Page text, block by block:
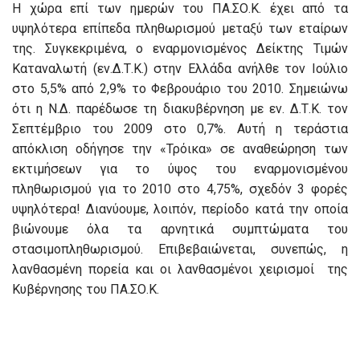
Η χώρα επί των ημερών του ΠΑ.ΣΟ.Κ. έχει από τα
υψηλότερα επίπεδα πληθωρισμού μεταξύ των εταίρων
της. Συγκεκριμένα, ο εναρμονισμένος Δείκτης Τιμών
Καταναλωτή (εν.Δ.Τ.Κ.) στην Ελλάδα ανήλθε τον Ιούλιο
στο 5,5% από 2,9% το Φεβρουάριο του 2010. Σημειώνω
ότι η Ν.Δ. παρέδωσε τη διακυβέρνηση με εν. Δ.Τ.Κ. τον
Σεπτέμβριο του 2009 στο 0,7%. Αυτή η τεράστια
απόκλιση οδήγησε την «Τρόικα» σε αναθεώρηση των
εκτιμήσεων για το ύψος του εναρμονισμένου
πληθωρισμού για το 2010 στο 4,75%, σχεδόν 3 φορές
υψηλότερα! Διανύουμε, λοιπόν, περίοδο κατά την οποία
βιώνουμε όλα τα αρνητικά συμπτώματα του
στασιμοπληθωρισμού. Επιβεβαιώνεται, συνεπώς, η
λανθασμένη πορεία και οι λανθασμένοι χειρισμοί της
Κυβέρνησης του ΠΑ.ΣΟ.Κ.